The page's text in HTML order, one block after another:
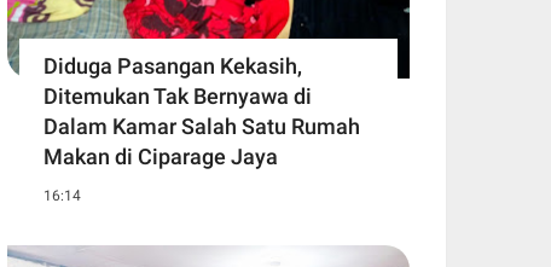
Diduga Pasangan Kekasih,
Ditemukan Tak Bernyawa di
Dalam Kamar Salah Satu Rumah
Makan di Ciparage Jaya
16:14